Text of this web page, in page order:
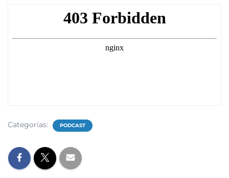
Categorías: PODCAST